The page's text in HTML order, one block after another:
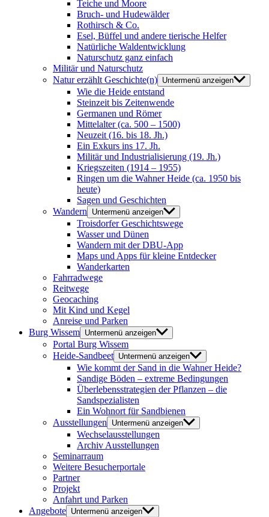
Teiche und Moore
Bruch- und Hudewälder
Rothirsch & Co.
Esel, Büffel und andere tierische Helfer
Natürliche Waldentwicklung
Naturschutz ganz einfach
Militär und Naturschutz
Natur erzählt Geschichte(n) Untermenü anzeigen
Wie die Heide entstand
Steinzeit bis Zeitenwende
Germanen und Römer
Mittelalter (ca. 500 – 1500)
Neuzeit (16. bis 18. Jh.)
Ein Exkurs ins 17. Jh.
Militär und Industrialisierung (19. Jh.)
Kriegszeiten (1914 – 1955)
Ringen um die Wahner Heide (ca. 1950 bis
heute)
Sagen und Geschichten
Wandern
Untermenü anzeigen
Troisdorfer Geschichtswege
Wasser und Dünen
Wandern mit der DBU-App
Maps und Apps für kleine Entdecker
Wanderkarten
Fahrradwege
Reitwege
Geocaching
Mit Kind und Kegel
Anreise und Parken
Burg Wissem Untermenü anzeigen
Portal Burg Wissem
Heide-Sandbeet Untermenü anzeigen
Wie kommt der Sand in die Wahner Heide?
Sandige Böden – extreme Bedingungen
Überlebensstrategien der Pflanzen – die
Sandspezialisten
Ein Wohnort für Sandbienen
Ausstellungen
Untermenü anzeigen
Wechselausstellungen
Archiv Ausstellungen
Seminarraum
Weitere Besucherportale
Partner
Projekt
Anfahrt und Parken
Angebote Untermenü anzeigen